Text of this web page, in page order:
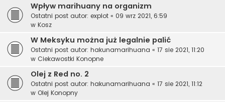
Wpływ marihuany na organizm
Ostatni post autor: explot « 09 wrz 2021, 6:59
w Kosz
W Meksyku można już legalnie palić
Ostatni post autor: hakunamarihuana « 17 sie 2021, 11:20
w Ciekawostki Konopne
Olej z Red no. 2
Ostatni post autor: hakunamarihuana « 17 sie 2021, 11:12
w Olej Konopny